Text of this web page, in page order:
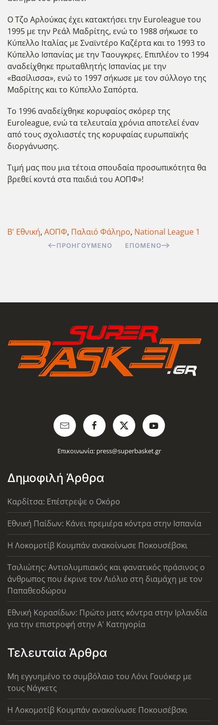
Ο Τζο Αρλούκας έχει κατακτήσει την Euroleague του
1995 με την Ρεάλ Μαδρίτης, ενώ το 1988 σήκωσε το
Κύπελλο Ιταλίας με Σναϊντέρο Καζέρτα και το 1993 το
Κύπελλο Ισπανίας με την Ταουγκρες. Επιπλέον το 1994
αναδείχθηκε πρωταθλητής Ισπανίας με την
«Βασίλισσα», ενώ το 1997 σήκωσε με τον σύλλογο της
Μαδρίτης και το Κύπελλο Σαπόρτα.
Το 1996 αναδείχθηκε κορυφαίος σκόρερ της
Euroleague, ενώ τα τελευταία χρόνια αποτελεί έναν
από τους σχολιαστές της κορυφαίας ευρωπαϊκής
διοργάνωσης.
Τιμή μας που μια τέτοια σπουδαία προσωπικότητα θα
βρεθεί κοντά στα παιδιά του ΑΟΠΦ»!
Β' Εθνική, ΑΟΠΦ, Παλαιό Φάληρο, National League 1
ΠΡΟΗΓΟΎΜΕΝΟ ΕΠΌΜΕΝΟ
Επικοινωνία: press@superbasket.gr
Δημοφιλή Άρθρα
Καρδίτσα: Επέστρεψε ο Οκόρο
Εθνική Παίδων: Κάνει πρεμιέρα κόντρα στην Ισπανία
Η Λοκομοτίβ Κουμπάν ανακοίνωσε Ποκουσέβσκι
Τσιλιώτης: Αντιολυμπιακός και φανατικός πράσινος ο
άνθρωπος που έκρινε τον Λιόλιο στη διαμάχη με τον
Παπαθεοδώρου
Εθνική Κορασίδων: Πρώτο ματς κόντρα στην Ιρλανδία
για την επιστροφή στην Α' Κατηγορία
Τελευταία Άρθρα
Μη εγγυημένο το συμβόλαιο του Λόνι Γουόκερ με
τους Νάγκετς
Η Λοκομοτίβ Κουμπάν ανακοίνωσε Ποκουσέβσκι